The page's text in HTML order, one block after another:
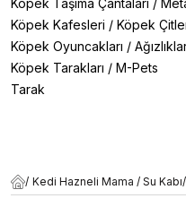
Köpek Taşıma Çantaları /
Köpek Kafesleri / Köpek
Köpek Oyuncakları /
Köpek Tarakları / M-Pets
Tarak
/ Kedi Hazneli Mama / Su Kabı/